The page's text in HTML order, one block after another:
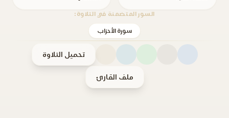
السور المتضمنة في التلاوة:
سورة الأحزاب
تحميل التلاوة
ملف القارئ